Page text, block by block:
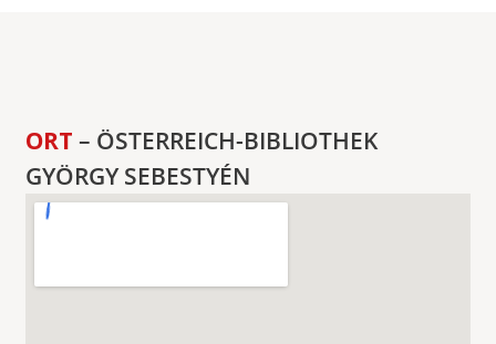
ORT – ÖSTERREICH-BIBLIOTHEK
GYÖRGY SEBESTYÉN